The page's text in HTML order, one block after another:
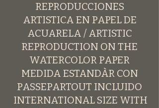
REPRODUCCIONES
ARTISTICA EN PAPEL DE
ACUARELA / ARTISTIC
REPRODUCTION ON THE
WATERCOLOR PAPER
MEDIDA ESTANDÀR CON
PASSEPARTOUT INCLUIDO
INTERNATIONAL SIZE WITH